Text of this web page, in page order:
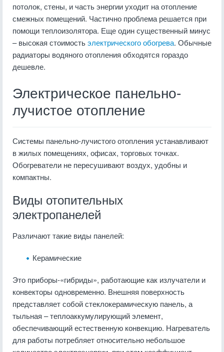
потолок, стены, и часть энергии уходит на отопление
смежных помещений. Частично проблема решается при
помощи теплоизолятора. Еще один существенный минус
– высокая стоимостьэлектрического обогрева. Обычные
радиаторы водяного отопления обходятся гораздо
дешевле.
Электрическое панельно-
лучистое отопление
Системы панельно-лучистого отопления устанавливают
в жилых помещениях, офисах, торговых точках.
Обогреватели не пересушивают воздух, удобны и
компактны.
Виды отопительных
электропанелей
Различают такие виды панелей:
Керамические
Это приборы-«гибриды», работающие как излучатели и
конвекторы одновременно. Внешняя поверхность
представляет собой стеклокерамическую панель, а
тыльная – теплоаккумулирующий элемент,
обеспечивающий естественную конвекцию. Нагреватель
для работы потребляет относительно небольшое